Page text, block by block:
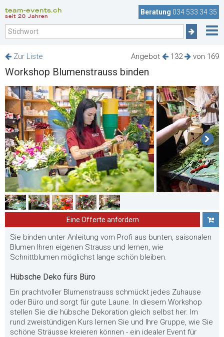
team-events.ch
seit 20 Jahren
Beratung 034 533 34 35
Angebot 132 von 169
Zur Liste
Workshop Blumenstrauss binden
Eine Offerte anfordern
Sie binden unter Anleitung vom Profi aus bunten, saisonalen
Blumen Ihren eigenen Strauss und lernen, wie
Schnittblumen möglichst lange schön bleiben.
Hübsche Deko fürs Büro
Ein prachtvoller Blumenstrauss schmückt jedes Zuhause
oder Büro und sorgt für gute Laune. In diesem Workshop
stellen Sie die hübsche Dekoration gleich selbst her. Im
rund zweistündigen Kurs lernen Sie und Ihre Gruppe, wie Sie
schöne Sträusse kreieren können - ein idealer Event für